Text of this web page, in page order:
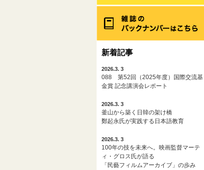
新着記事
2026.3. 3
088 第52回（2025年度）国際交流基
金賞 記念講演会レポート
2026.3. 3
釜山から築く日韓の架け橋
鄭起永氏が実践する日本語教育
2026.3. 3
100年の技を未来へ。映画監督マーテ
ィ・グロス氏が語る
「民藝フィルムアーカイブ」の歩み